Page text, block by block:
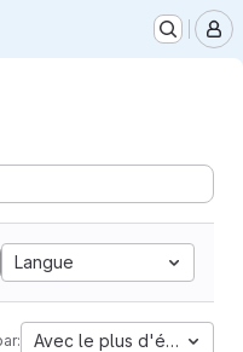
Langue
Avec le plus d'étoiles